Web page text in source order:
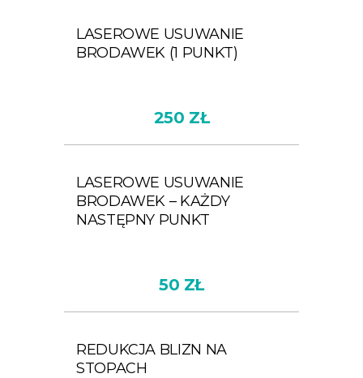
LASEROWE USUWANIE
BRODAWEK (1 PUNKT)
250 ZŁ
LASEROWE USUWANIE
BRODAWEK – KAŻDY
NASTĘPNY PUNKT
50 ZŁ
REDUKCJA BLIZN NA
STOPACH